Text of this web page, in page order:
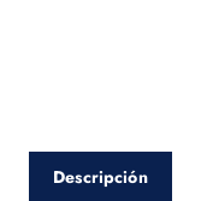
Descripción